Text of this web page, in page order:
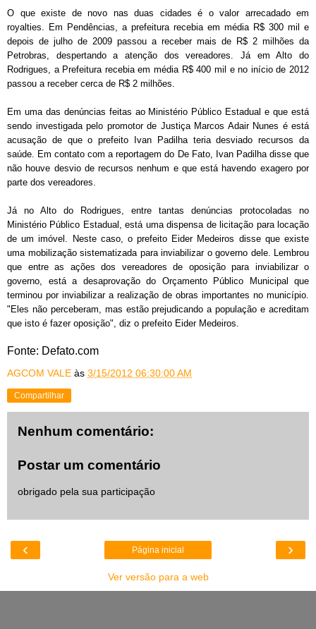
O que existe de novo nas duas cidades é o valor arrecadado em
royalties. Em Pendências, a prefeitura recebia em média R$ 300 mil e
depois de julho de 2009 passou a receber mais de R$ 2 milhões da
Petrobras, despertando a atenção dos vereadores. Já em Alto do
Rodrigues, a Prefeitura recebia em média R$ 400 mil e no início de 2012
passou a receber cerca de R$ 2 milhões.
Em uma das denúncias feitas ao Ministério Público Estadual e que está
sendo investigada pelo promotor de Justiça Marcos Adair Nunes é está
acusação de que o prefeito Ivan Padilha teria desviado recursos da
saúde. Em contato com a reportagem do De Fato, Ivan Padilha disse que
não houve desvio de recursos nenhum e que está havendo exagero por
parte dos vereadores.
Já no Alto do Rodrigues, entre tantas denúncias protocoladas no
Ministério Público Estadual, está uma dispensa de licitação para locação
de um imóvel. Neste caso, o prefeito Eider Medeiros disse que existe
uma mobilização sistematizada para inviabilizar o governo dele. Lembrou
que entre as ações dos vereadores de oposição para inviabilizar o
governo, está a desaprovação do Orçamento Público Municipal que
terminou por inviabilizar a realização de obras importantes no município.
"Eles não perceberam, mas estão prejudicando a população e acreditam
que isto é fazer oposição", diz o prefeito Eider Medeiros.
Fonte: Defato.com
AGCOM VALE às 3/15/2012 06:30:00 AM
Compartilhar
Nenhum comentário:
Postar um comentário
obrigado pela sua participação
‹ ›
Página inicial
Ver versão para a web